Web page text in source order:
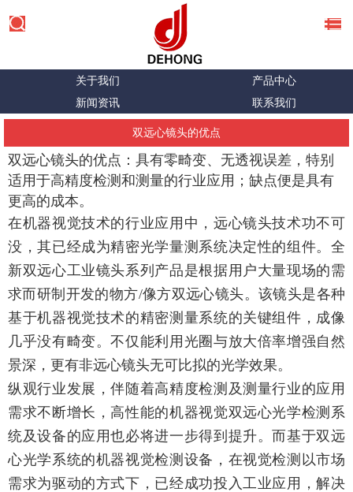
关于我们
产品中心
新闻资讯
联系我们
双远心镜头的优点
双远心镜头的优点：具有零畸变、无透视误差，特别
适用于高精度检测和测量的行业应用；缺点便是具有
更高的成本。
在机器视觉技术的行业应用中，远心镜头技术功不可
没，其已经成为精密光学量测系统决定性的组件。全
新双远心工业镜头系列产品是根据用户大量现场的需
求而研制开发的物方/像方双远心镜头。该镜头是各种
基于机器视觉技术的精密测量系统的关键组件，成像
几乎没有畸变。不仅能利用光圈与放大倍率增强自然
景深，更有非远心镜头无可比拟的光学效果。
纵观行业发展，伴随着高精度检测及测量行业的应用
需求不断增长，高性能的机器视觉双远心光学检测系
统及设备的应用也必将进一步得到提升。而基于双远
心光学系统的机器视觉检测设备，在视觉检测以市场
需求为驱动的方式下，已经成功投入工业应用，解决